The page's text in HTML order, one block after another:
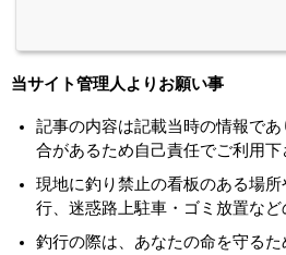
当サイト管理人よりお願い事
記事の内容は記載当時の情報で
合があるため自己責任でご利用下
現地に釣り禁止の看板のある場
行、迷惑路上駐車・ゴミ放置など
釣行の際は、あなたの命を守る